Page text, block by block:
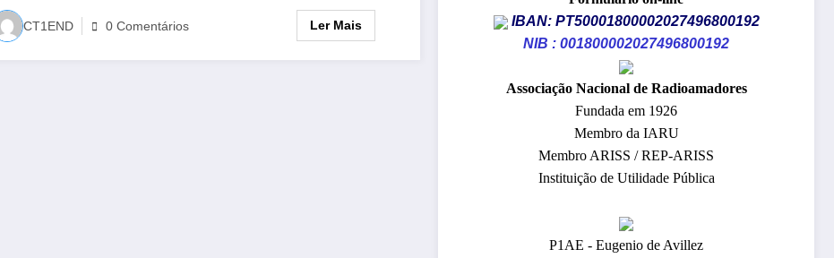
CT1END 0 Comentários Ler Mais
IBAN: PT50001800002027496800192
NIB : 001800002027496800192
​Associação Nacional de Radioamadores
Fundada em 1926
Membro da IARU
Membro ARISS / REP-ARISS
Instituição de Utilidade Pública
P1AE - Eugenio de Avillez